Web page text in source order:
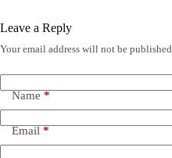
Leave a Reply
Your email address will not be published.
Name *
Email *